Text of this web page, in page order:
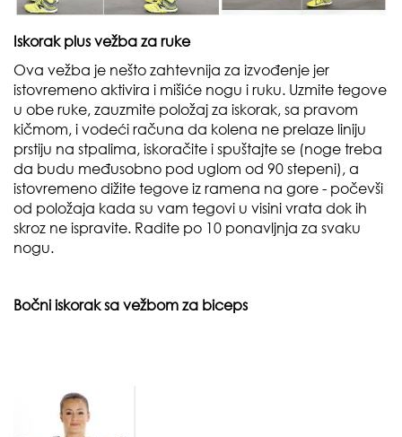
Iskorak plus vežba za ruke
Ova vežba je nešto zahtevnija za izvođenje jer
istovremeno aktivira i mišiće nogu i ruku. Uzmite tegove
u obe ruke, zauzmite položaj za iskorak, sa pravom
kičmom, i vodeći računa da kolena ne prelaze liniju
prstiju na stpalima, iskoračite i spuštajte se (noge treba
da budu međusobno pod uglom od 90 stepeni), a
istovremeno dižite tegove iz ramena na gore - počevši
od položaja kada su vam tegovi u visini vrata dok ih
skroz ne ispravite. Radite po 10 ponavljnja za svaku
nogu.
Bočni iskorak sa vežbom za biceps